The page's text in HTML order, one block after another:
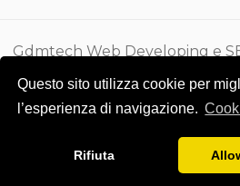
Questo sito utilizza cookie per
l’esperienza di navigazione.
Rifiuta
Gdmtech Web Developing e
CF